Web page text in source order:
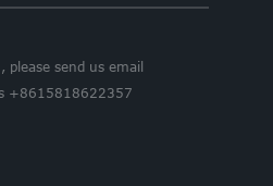
please send us email
+8615818622357